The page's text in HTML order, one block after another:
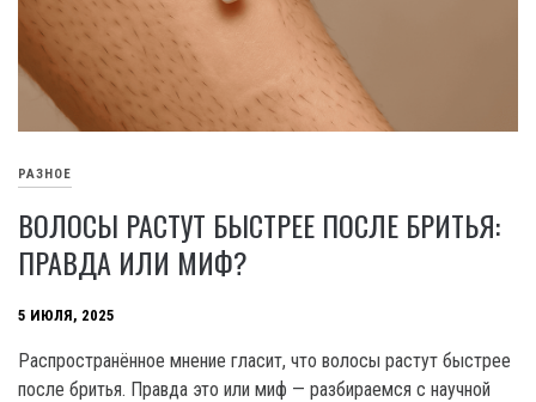
РАЗНОЕ
ВОЛОСЫ РАСТУТ БЫСТРЕЕ ПОСЛЕ БРИТЬЯ:
ПРАВДА ИЛИ МИФ?
5 ИЮЛЯ, 2025
Распространённое мнение гласит, что волосы растут быстрее
после бритья. Правда это или миф — разбираемся с научной